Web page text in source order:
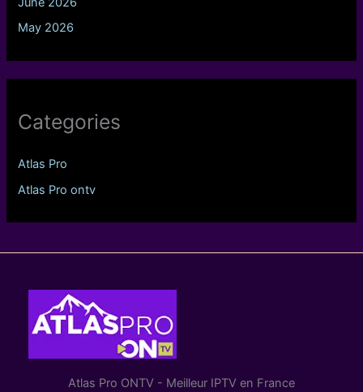
May 2026
Categories
Atlas Pro
Atlas Pro ontv
Atlas Pro ONTV - Meilleur IPTV en France